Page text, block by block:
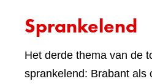
Sprankelend
Het derde thema van de
sprankelend: Brabant als